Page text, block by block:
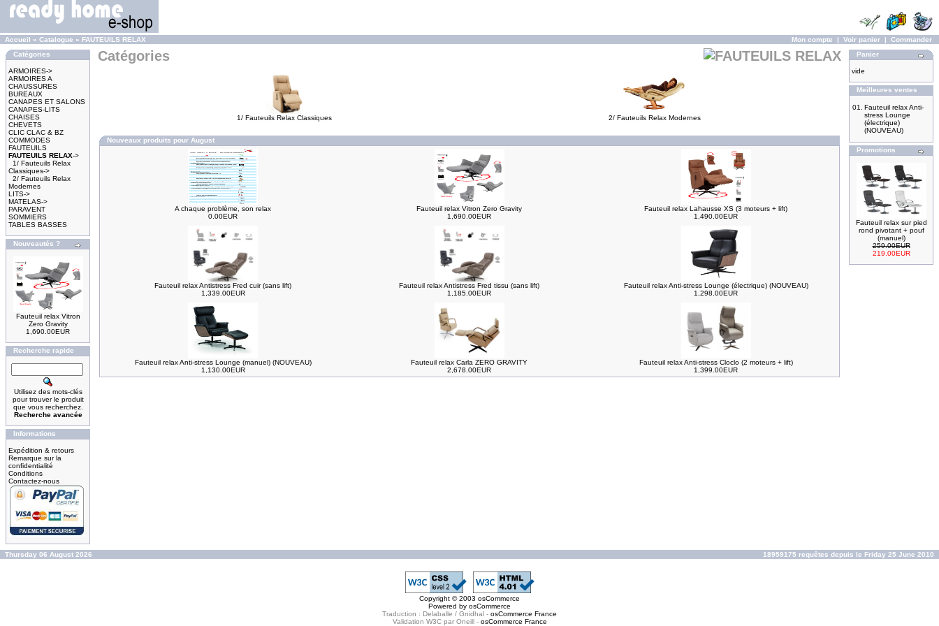
Accueil » Catalogue » FAUTEUILS RELAX Mon compte | Voir panier | Commander
Catégories
ARMOIRES->
ARMOIRES A
CHAUSSURES
BUREAUX
CANAPES ET SALONS
CANAPES-LITS
CHAISES
CHEVETS
CLIC CLAC & BZ
COMMODES
FAUTEUILS
FAUTEUILS RELAX->
1/ Fauteuils Relax
Classiques->
2/ Fauteuils Relax
Modernes
LITS->
MATELAS->
PARAVENT
SOMMIERS
TABLES BASSES
Nouveautés ?
Fauteuil relax Vitron
Zero Gravity
1,690.00EUR
Recherche rapide
Utilisez des mots-clés
pour trouver le produit
que vous recherchez.
Recherche avancée
Informations
Expédition & retours
Remarque sur la
confidentialité
Conditions
Contactez-nous
Catégories
1/ Fauteuils Relax Classiques 2/ Fauteuils Relax Modernes
Nouveaux produits pour August
A chaque problème, son relax
0.00EUR
Fauteuil relax Vitron Zero Gravity
1,690.00EUR
Fauteuil relax Lahausse XS (3 moteurs + lift)
1,490.00EUR
Fauteuil relax Antistress Fred cuir (sans lift)
1,339.00EUR
Fauteuil relax Antistress Fred tissu (sans lift)
1,185.00EUR
Fauteuil relax Anti-stress Lounge (électrique) (NOUVEAU)
1,298.00EUR
Fauteuil relax Anti-stress Lounge (manuel) (NOUVEAU)
1,130.00EUR
Fauteuil relax Carla ZERO GRAVITY
2,678.00EUR
Fauteuil relax Anti-stress Cloclo (2 moteurs + lift)
1,399.00EUR
Panier
vide
Meilleures ventes
01.
Fauteuil relax Anti-
stress Lounge
(électrique)
(NOUVEAU)
Promotions
Fauteuil relax sur pied
rond pivotant + pouf
(manuel)
259.00EUR
219.00EUR
Thursday 06 August 2026 18959175 requêtes depuis le Friday 25 June 2010
Copyright © 2003 osCommerce
Powered by osCommerce
Traduction : Delaballe / Gnidhal - osCommerce France
Validation W3C par Oneill - osCommerce France